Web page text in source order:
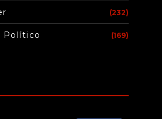
(232)
Político (169)